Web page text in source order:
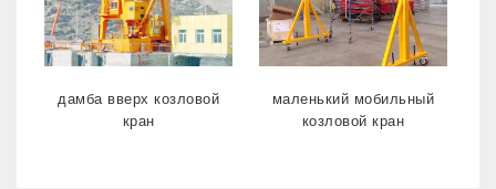
дамба вверх козловой
кран
маленький мобильный
козловой кран